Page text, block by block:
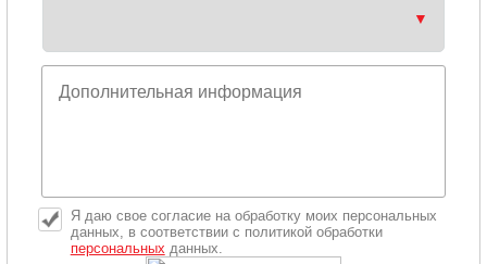
Я даю свое согласие на обработку моих персональных
данных, в соответствии с политикой обработки
персональных данных.